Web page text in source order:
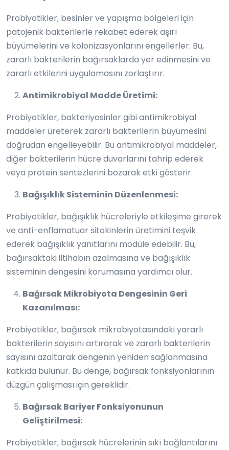
Probiyotikler, besinler ve yapışma bölgeleri için
patojenik bakterilerle rekabet ederek aşırı
büyümelerini ve kolonizasyonlarını engellerler. Bu,
zararlı bakterilerin bağırsaklarda yer edinmesini ve
zararlı etkilerini uygulamasını zorlaştırır.
Antimikrobiyal Madde Üretimi:
Probiyotikler, bakteriyosinler gibi antimikrobiyal
maddeler üreterek zararlı bakterilerin büyümesini
doğrudan engelleyebilir. Bu antimikrobiyal maddeler,
diğer bakterilerin hücre duvarlarını tahrip ederek
veya protein sentezlerini bozarak etki gösterir.
Bağışıklık Sisteminin Düzenlenmesi:
Probiyotikler, bağışıklık hücreleriyle etkileşime girerek
ve anti-enflamatuar sitokinlerin üretimini teşvik
ederek bağışıklık yanıtlarını modüle edebilir. Bu,
bağırsaktaki iltihabın azalmasına ve bağışıklık
sisteminin dengesini korumasına yardımcı olur.
Bağırsak Mikrobiyota Dengesinin Geri
Kazanılması:
Probiyotikler, bağırsak mikrobiyotasındaki yararlı
bakterilerin sayısını artırarak ve zararlı bakterilerin
sayısını azaltarak dengenin yeniden sağlanmasına
katkıda bulunur. Bu denge, bağırsak fonksiyonlarının
düzgün çalışması için gereklidir.
Bağırsak Bariyer Fonksiyonunun
Geliştirilmesi:
Probiyotikler, bağırsak hücrelerinin sıkı bağlantılarını